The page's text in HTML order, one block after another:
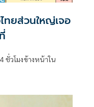
ทยส่วนใหญ่เจอ
วโมงข้างหน้าใน